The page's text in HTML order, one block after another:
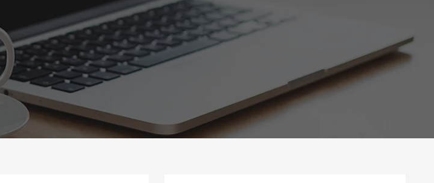
各个终端设备网站
网站建设定制改版
定制化网站建设改版方案
商城系统开发
线电子商务网站 移动手机互联网站开发
出口网站
出口网站开发
企业品牌官网
创意品牌型网站建设 营销型网站建力企业公信力
设解决方案
落地、高性价比
营销型网站建设解决方案
可精准流量统计与效果分析
门户网站建设解决方案
能及时、准确、动态地更新
建设解决方案
系统，展示产品
品牌形象网站建设解决方案
操作方便、结构先进的优点
购物商城网站建设解决方案
方便快捷购物车、购物指南
建设解决方案
风格各异、频道
新能源行业网站建设解决方
案
芯片半导体网站建设解决方
案
新闻
information
网站推广
Website optimization
观点
viewpoint
历程
来感谢您的陪伴